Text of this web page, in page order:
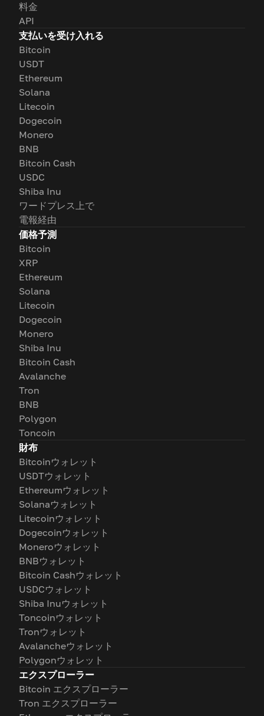
料金
API
支払いを受け入れる
Bitcoin
USDT
Ethereum
Solana
Litecoin
Dogecoin
Monero
BNB
Bitcoin Cash
USDC
Shiba Inu
ワードプレス上で
電報経由
価格予測
Bitcoin
XRP
Ethereum
Solana
Litecoin
Dogecoin
Monero
Shiba Inu
Bitcoin Cash
Avalanche
Tron
BNB
Polygon
Toncoin
財布
Bitcoinウォレット
USDTウォレット
Ethereumウォレット
Solanaウォレット
Litecoinウォレット
Dogecoinウォレット
Moneroウォレット
BNBウォレット
Bitcoin Cashウォレット
USDCウォレット
Shiba Inuウォレット
Toncoinウォレット
Tronウォレット
Avalancheウォレット
Polygonウォレット
エクスプローラー
Bitcoin エクスプローラー
Tron エクスプローラー